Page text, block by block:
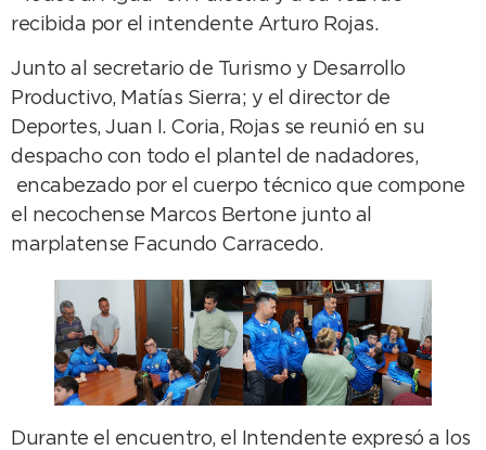
recibida por el intendente Arturo Rojas.
Junto al secretario de Turismo y Desarrollo
Productivo, Matías Sierra; y el director de
Deportes, Juan I. Coria, Rojas se reunió en su
despacho con todo el plantel de nadadores,
encabezado por el cuerpo técnico que compone
el necochense Marcos Bertone junto al
marplatense Facundo Carracedo.
Durante el encuentro, el Intendente expresó a los